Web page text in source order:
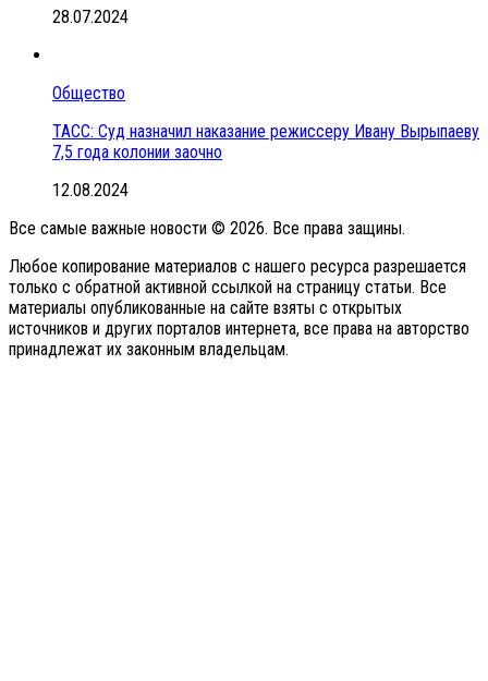
28.07.2024
Общество
ТАСС: Суд назначил наказание режиссеру Ивану Вырыпаеву
7,5 года колонии заочно
12.08.2024
Все самые важные новости © 2026. Все права защины.
Любое копирование материалов с нашего ресурса разрешается
только с обратной активной ссылкой на страницу статьи. Все
материалы опубликованные на сайте взяты с открытых
источников и других порталов интернета, все права на авторство
принадлежат их законным владельцам.